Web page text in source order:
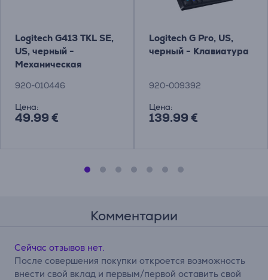
Logitech G413 TKL SE,
US, черный -
Механическая
920-010446
920-010446
Цена:
49.99 €
Logitech G Pro, US,
черный - Клавиатура
920-009392
Цена:
139.99 €
Комментарии
Сейчас отзывов нет.
После совершения покупки откроется возможность
внести свой вклад и первым/первой оставить свой